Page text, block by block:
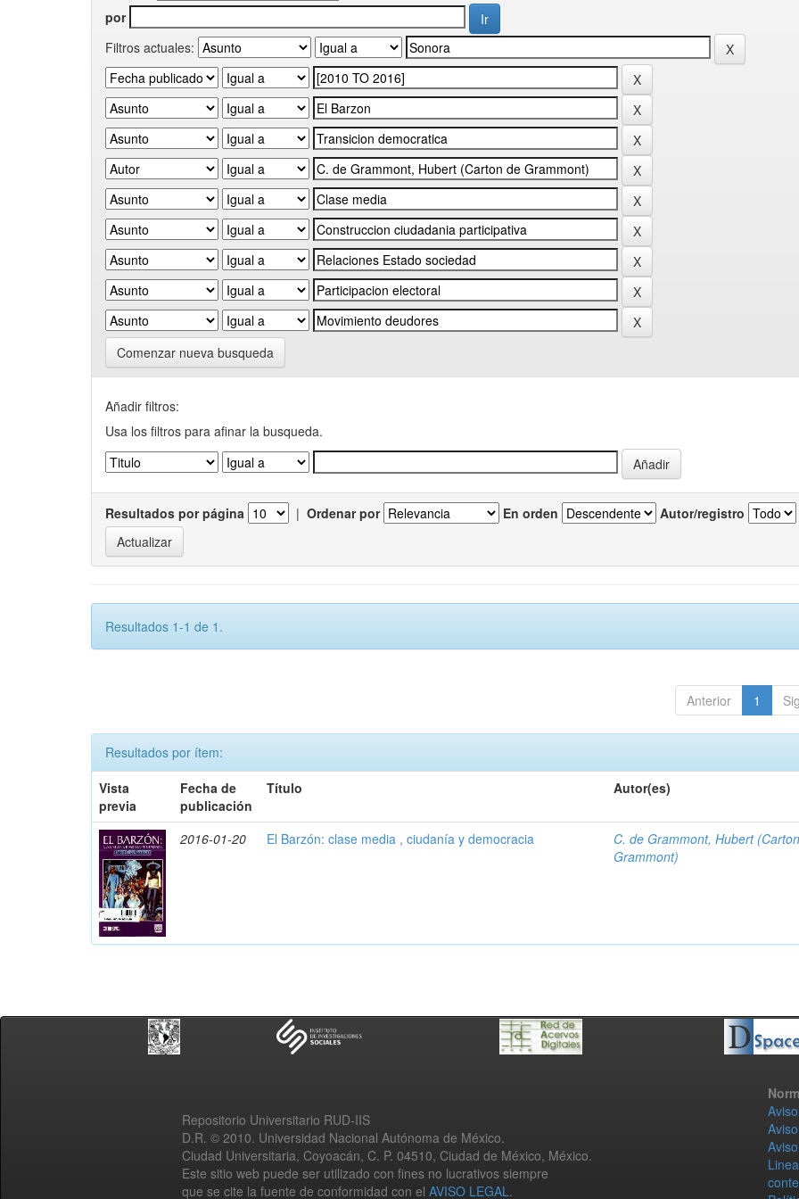
por
Filtros actuales:
Comenzar nueva busqueda
Añadir filtros:
Usa los filtros para afinar la busqueda.
Resultados por página | Ordenar por En orden Autor/registro
Resultados 1-1 de 1.
Anterior 1
Resultados por ítem:
Vista
previa
Fecha de
publicación
Título Autor(es)
2016-01-20 El Barzón: clase media , ciudanía y democracia
C. de Grammont, Hubert
Grammont)
Repositorio Universitario RUD-IIS
D.R. © 2010. Universidad Nacional Autónoma de México.
Ciudad Universitaria, Coyoacán, C. P. 04510, Ciudad de México, México.
Este sitio web puede ser utilizado con fines no lucrativos siempre
que se cite la fuente de conformidad con el AVISO LEGAL.